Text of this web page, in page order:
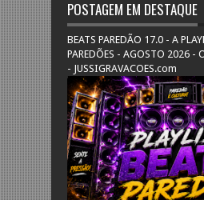
POSTAGEM EM DESTAQUE
BEATS PAREDÃO 17.0 - A
PAREDÕES - AGOSTO 2026 -
- JUSSIGRAVACOES.com